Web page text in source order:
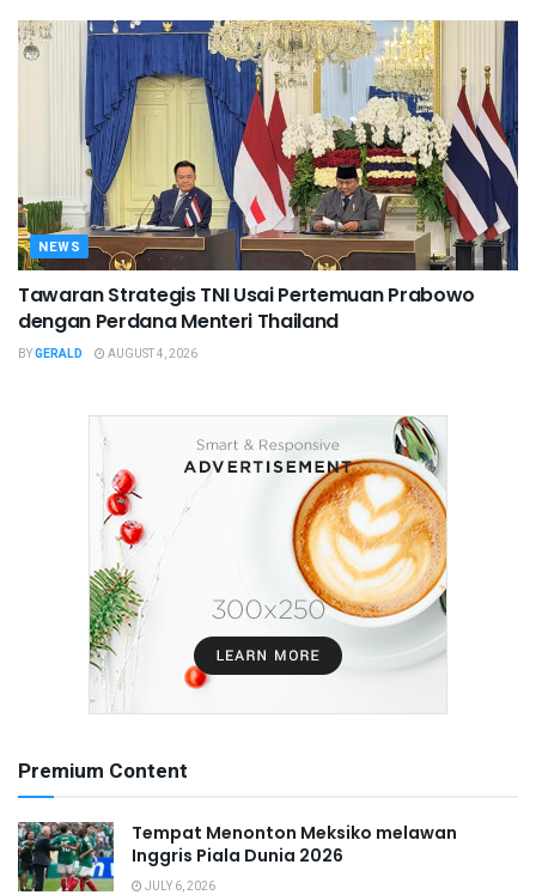
NEWS
Tawaran Strategis TNI Usai Pertemuan Prabowo
dengan Perdana Menteri Thailand
BYGERALD AUGUST 4, 2026
Premium Content
Tempat Menonton Meksiko melawan
Inggris Piala Dunia 2026
JULY 6, 2026